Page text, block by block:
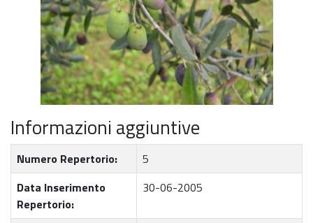
Informazioni aggiuntive
Numero Repertorio:
5
Data Inserimento
Repertorio:
30-06-2005